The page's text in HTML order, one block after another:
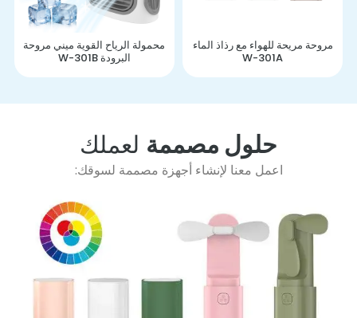
مروحة مريحة للهواء مع رذاذ الماء
W-301A
محمولة الرياح القوية ميني مروحة
البرودة W-301B
حلول مصممةلعملك
اعمل معنا لإنشاء أجهزة مصممة لسوقك: